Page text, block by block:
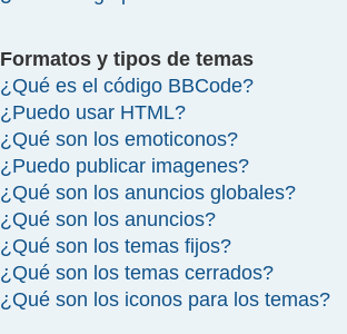
Formatos y tipos de temas
¿Qué es el código BBCode?
¿Puedo usar HTML?
¿Qué son los emoticonos?
¿Puedo publicar imagenes?
¿Qué son los anuncios globales?
¿Qué son los anuncios?
¿Qué son los temas fijos?
¿Qué son los temas cerrados?
¿Qué son los iconos para los temas?